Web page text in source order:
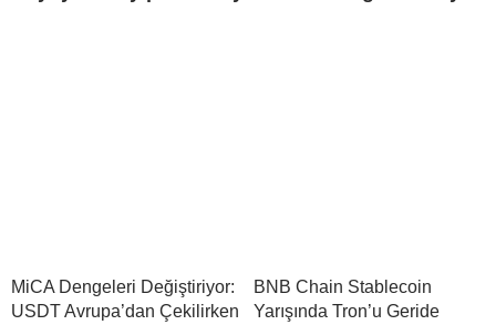
MiCA Dengeleri Değiştiriyor:
USDT Avrupa’dan Çekilirken
BNB Chain Stablecoin
Yarışında Tron’u Geride